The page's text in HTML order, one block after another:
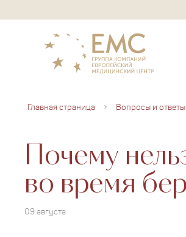
Главная страница Вопросы и ответы
Почему
во время
09 августа